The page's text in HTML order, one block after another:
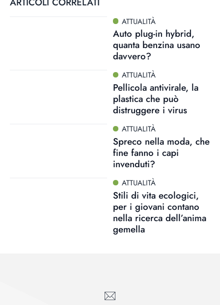
ATTUALITÀ
Auto plug-in hybrid,
quanta benzina usano
davvero?
ATTUALITÀ
Pellicola antivirale, la
plastica che può
distruggere i virus
ATTUALITÀ
Spreco nella moda, che
fine fanno i capi
invenduti?
ATTUALITÀ
Stili di vita ecologici,
per i giovani contano
nella ricerca dell’anima
gemella